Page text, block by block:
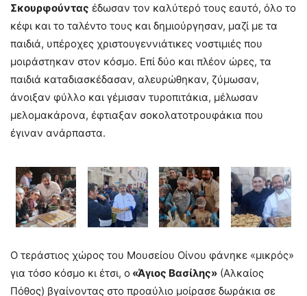
Σκουρφούντας έδωσαν τον καλύτερό τους εαυτό, όλο το
κέφι και το ταλέντο τους και δημιούργησαν, μαζί με τα
παιδιά, υπέροχες χριστουγεννιάτικες νοστιμιές που
μοιράστηκαν στον κόσμο. Επί δύο και πλέον ώρες, τα
παιδιά καταδιασκέδασαν, αλευρώθηκαν, ζύμωσαν,
άνοιξαν φύλλο και γέμισαν τυροπιτάκια, μέλωσαν
μελομακάρονα, έφτιαξαν σοκολατοτρουφάκια που
έγιναν ανάρπαστα.
Ο τεράστιος χώρος του Μουσείου Οίνου φάνηκε «μικρός»
για τόσο κόσμο κι έτσι, ο «Άγιος Βασίλης» (Αλκαίος
Πόθος) βγαίνοντας στο προαύλιο μοίρασε δωράκια σε